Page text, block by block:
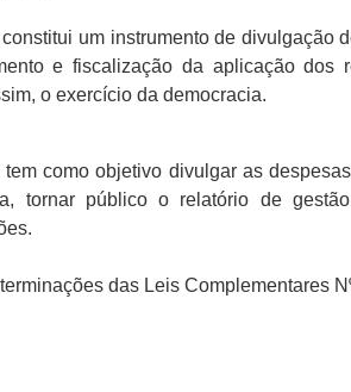
um instrumento de
e fiscalização da aplicação
o exercício da democracia.
como objetivo divulgar as
tornar público o relatório de
das Leis Complementares
janela)